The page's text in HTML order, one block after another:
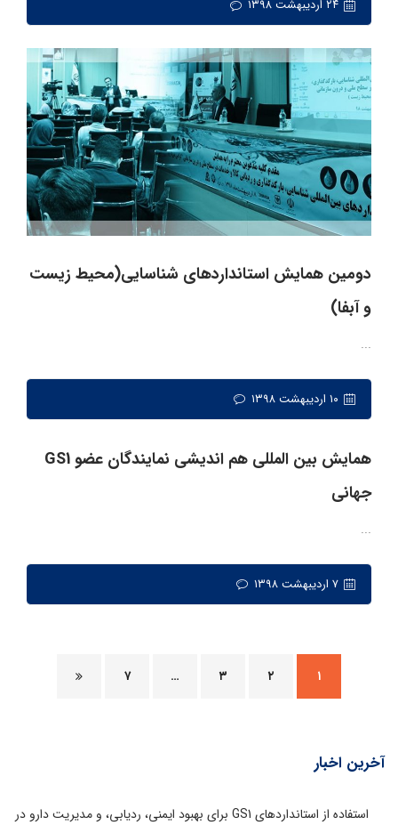
۲۴ اردیبهشت ۱۳۹۸
دومین همایش استانداردهای شناسایی(محیط زیست
و آبفا)
...
همایش بین المللی هم اندیشی نمایندگان عضو GS1
جهانی
...
۷ اردیبهشت ۱۳۹۸
۱ ۲ ۳ … ۷
آخرین اخبار
استفاده از استانداردهای GS1 برای بهبود ایمنی، ردیابی، و مدیریت دارو در